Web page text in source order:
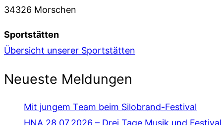
34326 Morschen
Sportstätten
Übersicht unserer Sportstätten
Neueste Meldungen
Mit jungem Team beim Silobrand-Festival
HNA 28.07.2026 – Drei Tage Musik und